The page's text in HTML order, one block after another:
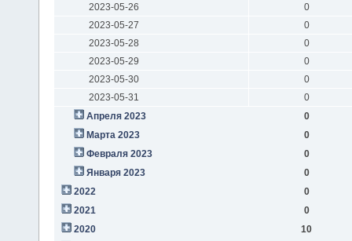
2023-05-26
0
2023-05-27
0
2023-05-28
0
2023-05-29
0
2023-05-30
0
2023-05-31
0
Апреля 2023
0
Марта 2023
0
Февраля 2023
0
Января 2023
0
2022
0
2021
0
2020
10